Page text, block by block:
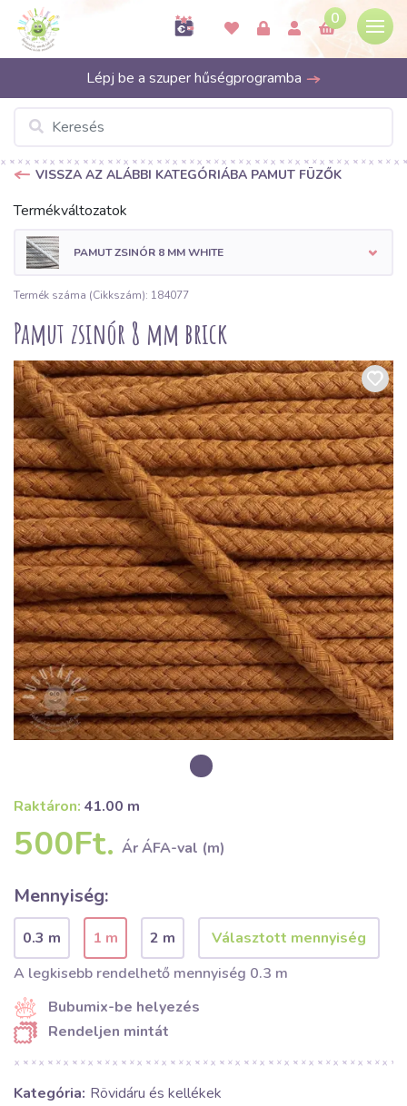
0
Lépj be a szuper hűségprogramba
VISSZA AZ ALÁBBI KATEGÓRIÁBA PAMUT FÜZŐK
Termékváltozatok
PAMUT ZSINÓR 8 MM WHITE
Termék száma (Cikkszám): 184077
Pamut zsinór 8 mm brick
Raktáron: 41.00 m
500Ft. Ár ÁFA-val (m)
Mennyiség:
0.3 m 1 m
2 m
A legkisebb rendelhető mennyiség 0.3 m
Bubumix-be helyezés
Rendeljen mintát
Kategória: Rövidáru és kellékek